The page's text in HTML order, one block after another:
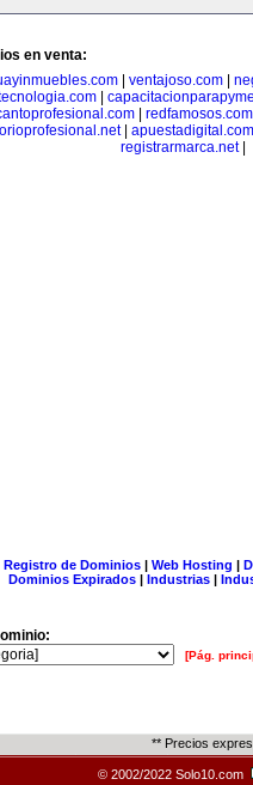
en venta:
| ventajoso.com|
|
redfamosos.com
| apuestadigital.com
registrarmarca.net|
Registro de Dominios| Web Hosting |
Dominios Expirados | Industrias |
[Pág.
** Precios
© 2002/2022 Solo10.com